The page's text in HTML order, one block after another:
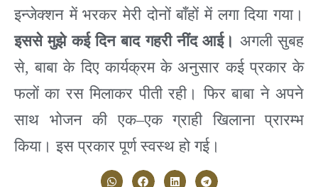
इन्जेक्शन में भरकर मेरी दोनों बाँहों में लगा दिया गया।
इससे मुझे कई दिन बाद गहरी नींद आई। अगली सुबह
से,बाबा के दिए कार्यक्रम के अनुसार कई प्रकार के
फलों का रस मिलाकर पीती रही। फिर बाबा ने अपने
साथ भोजन की एक–एक ग्राही खिलाना प्रारम्भ
किया। इस प्रकार पूर्ण स्वस्थ हो गई।